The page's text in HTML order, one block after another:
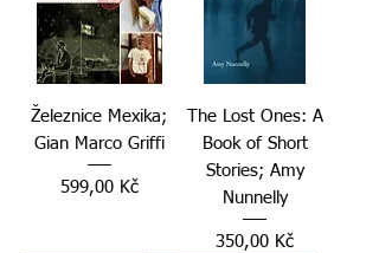
Železnice Mexika;
Gian Marco Griffi
Cena
599,00 Kč
The Lost Ones: A
Book of Short
Stories; Amy
Nunnelly
Cena
350,00 Kč